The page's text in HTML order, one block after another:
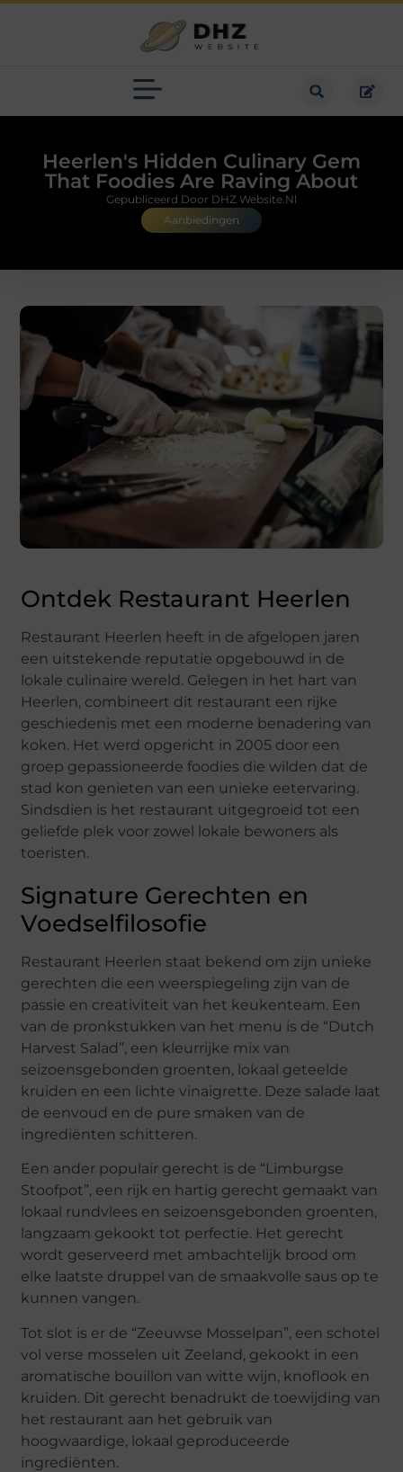
Heerlen's Hidden Culinary Gem
That Foodies Are Raving About
Aanbiedingen
Gepubliceerd Door DHZ Website.nl
Ontdek Restaurant Heerlen
Restaurant Heerlen heeft in de afgelopen jaren
een uitstekende reputatie opgebouwd in de
lokale culinaire wereld. Gelegen in het hart van
Heerlen, combineert dit restaurant een rijke
geschiedenis met een moderne benadering van
koken. Het werd opgericht in 2005 door een
groep gepassioneerde foodies die wilden dat de
stad kon genieten van een unieke eetervaring.
Sindsdien is het restaurant uitgegroeid tot een
geliefde plek voor zowel lokale bewoners als
toeristen.
Signature Gerechten en
Voedselfilosofie
Restaurant Heerlen staat bekend om zijn unieke
gerechten die een weerspiegeling zijn van de
passie en creativiteit van het keukenteam. Een
van de pronkstukken van het menu is de “Dutch
Harvest Salad”, een kleurrijke mix van
seizoensgebonden groenten, lokaal geteelde
kruiden en een lichte vinaigrette. Deze salade laat
de eenvoud en de pure smaken van de
ingrediënten schitteren.
Een ander populair gerecht is de “Limburgse
Stoofpot”, een rijk en hartig gerecht gemaakt van
lokaal rundvlees en seizoensgebonden groenten,
langzaam gekookt tot perfectie. Het gerecht
wordt geserveerd met ambachtelijk brood om
elke laatste druppel van de smaakvolle saus op te
kunnen vangen.
Tot slot is er de “Zeeuwse Mosselpan”, een schotel
vol verse mosselen uit Zeeland, gekookt in een
aromatische bouillon van witte wijn, knoflook en
kruiden. Dit gerecht benadrukt de toewijding van
het restaurant aan het gebruik van
hoogwaardige, lokaal geproduceerde
ingrediënten.